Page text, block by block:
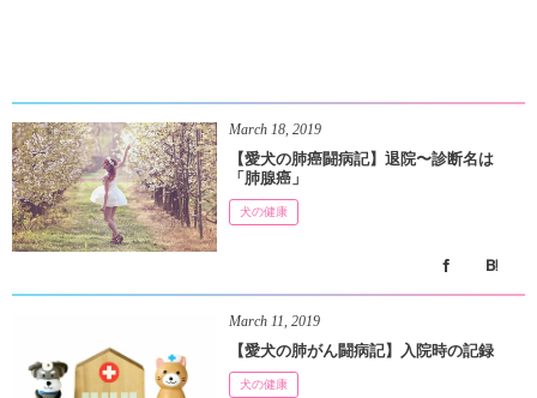
March 18,2019
【愛犬の肺癌闘病記】退院〜診断名は
「肺腺癌」
犬の健康
March 11,2019
【愛犬の肺がん闘病記】入院時の記録
犬の健康